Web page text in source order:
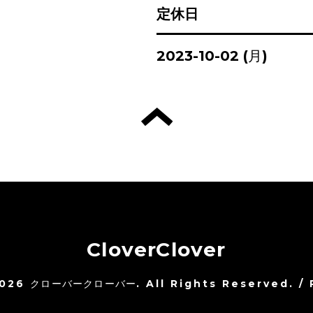
定休日
2023-10-02 (月)
CloverClover
クローバークローバー. All Rights Reserved. /